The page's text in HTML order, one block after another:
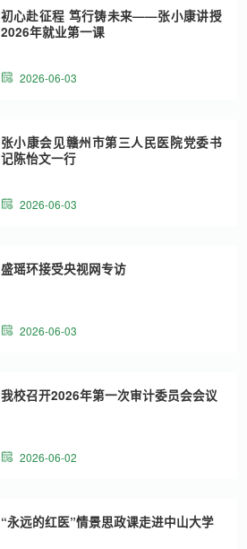
初心赴征程 笃行铸未来——张小康讲授
2026年就业第一课
2026-06-03
张小康会见赣州市第三人民医院党委书
记陈怡文一行
2026-06-03
盛瑶环接受央视网专访
2026-06-03
我校召开2026年第一次审计委员会会议
2026-06-02
“永远的红医”情景思政课走进中山大学